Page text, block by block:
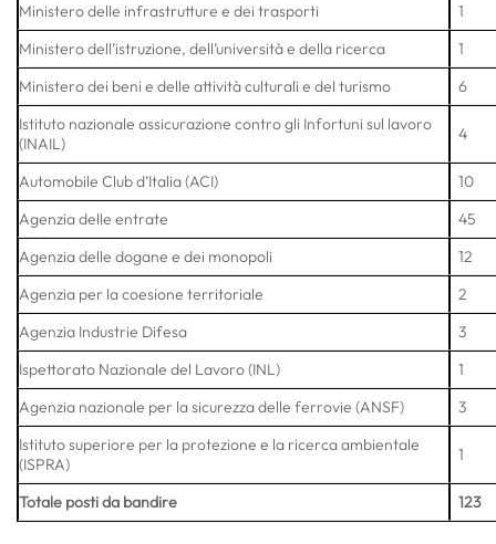
Ministero delle infrastrutture e dei trasporti
1
Ministero dell’istruzione, dell’università e della ricerca
1
Ministero dei beni e delle attività culturali e del turismo
6
Istituto nazionale assicurazione contro gli Infortuni sul lavoro
(INAIL)
4
Automobile Club d’Italia (ACI)
10
Agenzia delle entrate
45
Agenzia delle dogane e dei monopoli
12
Agenzia per la coesione territoriale
2
Agenzia Industrie Difesa
3
Ispettorato Nazionale del Lavoro (INL)
1
Agenzia nazionale per la sicurezza delle ferrovie (ANSF)
3
Istituto superiore per la protezione e la ricerca ambientale
(ISPRA)
1
Totale posti da bandire 123